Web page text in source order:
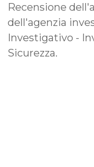
Recensione
dell'agenzia
Investigativo -
Sicurezza.